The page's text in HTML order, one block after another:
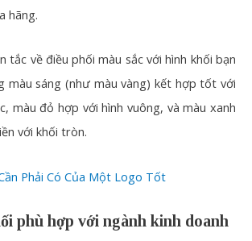
hãng.
tắc về điều phối màu sắc với hình khối bạn
màu sáng (như màu vàng) kết hợp tốt với
màu đỏ hợp với hình vuông, và màu xanh
với khối tròn.
Phải Có Của Một Logo Tốt
phù hợp với ngành kinh doanh